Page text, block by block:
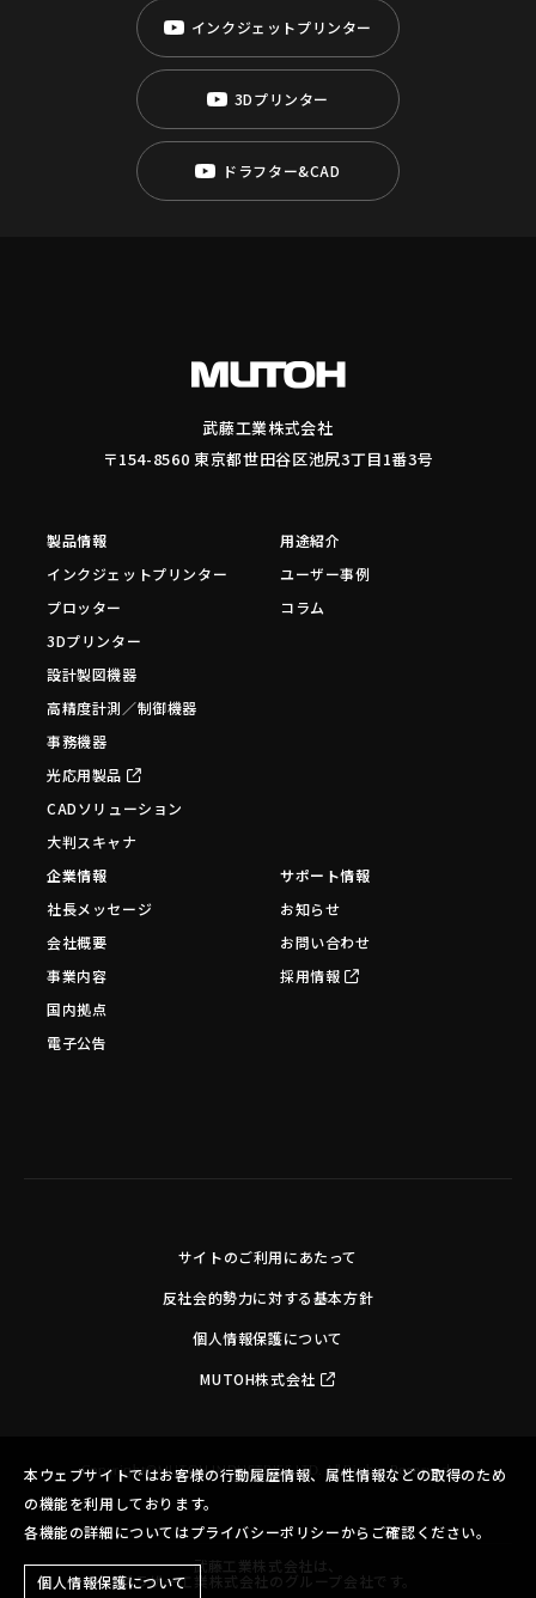
インクジェットプリンター
3Dプリンター
ドラフター&CAD
武藤工業株式会社
〒154-8560 東京都世田谷区池尻3丁目1番3号
製品情報
インクジェットプリンター
プロッター
3Dプリンター
設計製図機器
高精度計測／制御機器
事務機器
光応用製品
CADソリューション
大判スキャナ
用途紹介
ユーザー事例
コラム
企業情報
社長メッセージ
会社概要
事業内容
国内拠点
電子公告
サポート情報
お知らせ
お問い合わせ
採用情報
サイトのご利用にあたって
反社会的勢力に対する基本方針
個人情報保護について
MUTOH株式会社
Copyright©MUTOH INDUSTRIES LTD. All Rights Reserved.
本ウェブサイトではお客様の行動履歴情報、属性情報などの取得のため
の機能を利用しております。
各機能の詳細についてはプライバシーポリシーからご確認ください。
個人情報保護について
武藤工業株式会社は、
ブラザー工業株式会社のグループ会社です。